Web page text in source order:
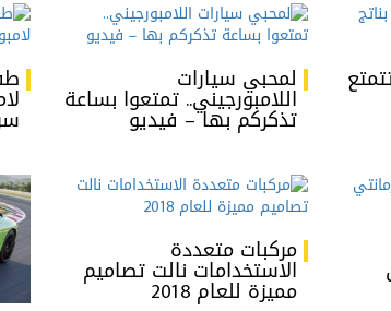
لمحبي سيارات
اللامبورجيني.. تمتعوا بساعة
تذكركم بها – فيديو
مركبات متعددة
الاستخدامات نالت تصاميم
مميزة للعام 2018